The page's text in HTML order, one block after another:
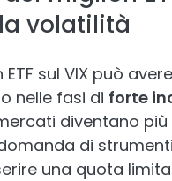
volatilità
ETF sul VIX può
nelle fasi di forte
diventano più
di
una quota